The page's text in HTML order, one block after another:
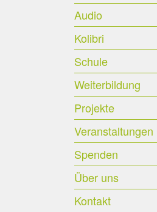
Audio
Kolibri
Schule
Weiterbildung
Projekte
Veranstaltungen
Spenden
Über uns
Kontakt